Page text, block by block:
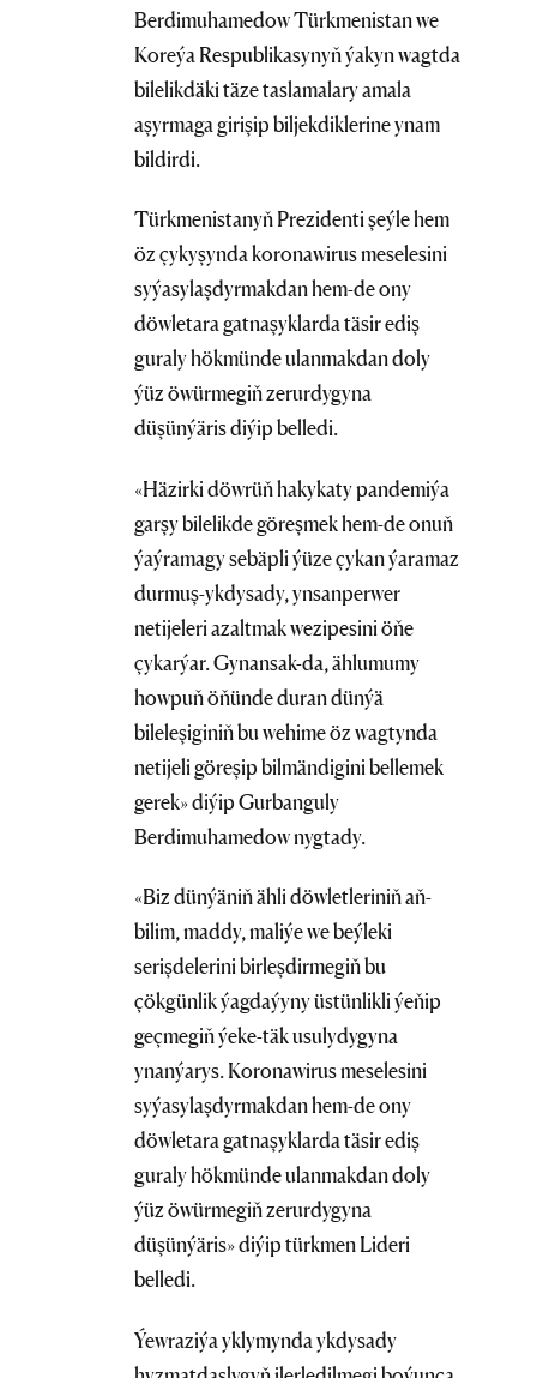
Berdimuhamedow Türkmenistan we
Koreýa Respublikasynyň ýakyn wagtda
bilelikdäki täze taslamalary amala
aşyrmaga girişip biljekdiklerine ynam
bildirdi.
Türkmenistanyň Prezidenti şeýle hem
öz çykyşynda koronawirus meselesini
syýasylaşdyrmakdan hem-de ony
döwletara gatnaşyklarda täsir ediş
guraly hökmünde ulanmakdan doly
ýüz öwürmegiň zerurdygyna
düşünýäris diýip belledi.
«Häzirki döwrüň hakykaty pandemiýa
garşy bilelikde göreşmek hem-de onuň
ýaýramagy sebäpli ýüze çykan ýaramaz
durmuş-ykdysady, ynsanperwer
netijeleri azaltmak wezipesini öňe
çykarýar. Gynansak-da, ählumumy
howpuň öňünde duran dünýä
bileleşiginiň bu wehime öz wagtynda
netijeli göreşip bilmändigini bellemek
gerek» diýip Gurbanguly
Berdimuhamedow nygtady.
«Biz dünýäniň ähli döwletleriniň aň-
bilim, maddy, maliýe we beýleki
serişdelerini birleşdirmegiň bu
çökgünlik ýagdaýyny üstünlikli ýeňip
geçmegiň ýeke-täk usulydygyna
ynanýarys. Koronawirus meselesini
syýasylaşdyrmakdan hem-de ony
döwletara gatnaşyklarda täsir ediş
guraly hökmünde ulanmakdan doly
ýüz öwürmegiň zerurdygyna
düşünýäris» diýip türkmen Lideri
belledi.
Ýewraziýa yklymynda ykdysady